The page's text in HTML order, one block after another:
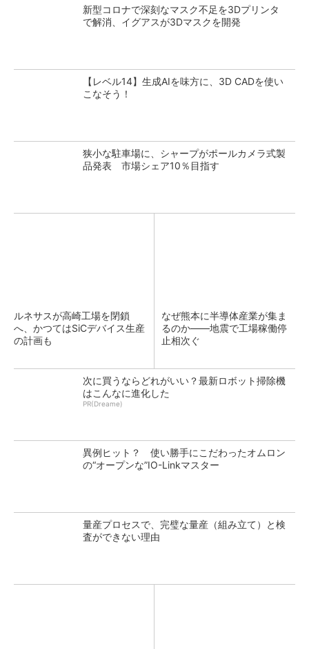
新型コロナで深刻なマスク不足を3Dプリンタ
で解消、イグアスが3Dマスクを開発
【レベル14】生成AIを味方に、3D CADを使い
こなそう！
狭小な駐車場に、シャープがポールカメラ式製
品発表 市場シェア10％目指す
ルネサスが高崎工場を閉鎖
へ、かつてはSiCデバイス生産
の計画も
なぜ熊本に半導体産業が集ま
るのか――地震で工場稼働停
止相次ぐ
次に買うならどれがいい？最新ロボット掃除機
はこんなに進化した
PR(Dreame)
異例ヒット？ 使い勝手にこだわったオムロン
の“オープンな”IO-Linkマスター
量産プロセスで、完璧な量産（組み立て）と検
査ができない理由